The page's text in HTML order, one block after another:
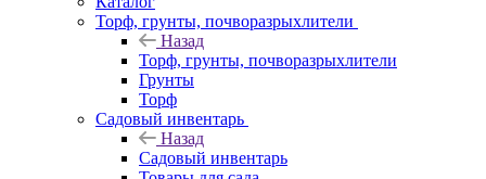
Торф, грунты, почворазрыхлители
Назад
Торф, грунты, почворазрыхлители
Грунты
Торф
Садовый инвентарь
Назад
Садовый инвентарь